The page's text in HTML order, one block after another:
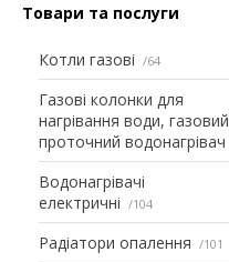
Товари та послуги
Котли газові 64
Газові колонки для
нагрівання води, газовий
проточний водонагрівач
Водонагрівачі
електричні
104
Радіатори опалення 101